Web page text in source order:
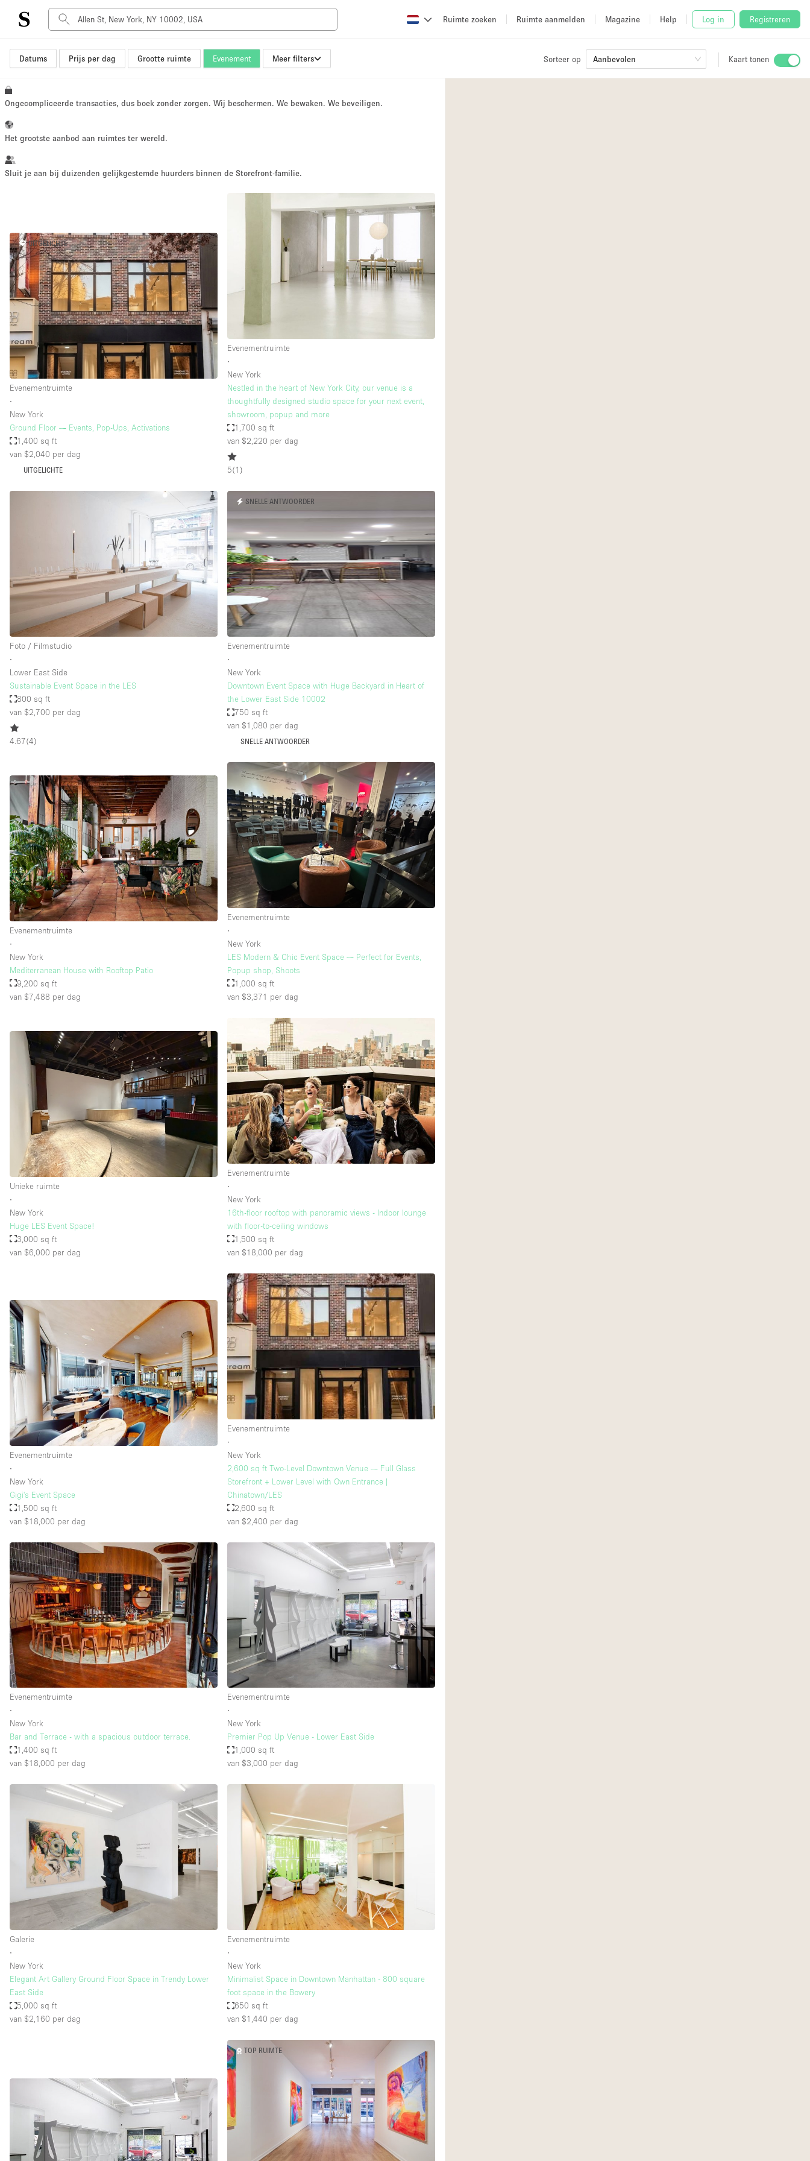
Ruimte zoeken Ruimte aanmelden Magazine Help Log in Registreren
Datums Prijs per dag Grootte ruimte Evenement Meer filters Sorteer op Aanbevolen Kaart tonen
Type ruimte Advertentieruimte
Boot
Markt / Festival
Overige
Salon
Vergaderruimte
Kenmerken ruimte
Badkamer
Grote entree
Industrieel
Kantoorbenodigdheden
Kledingrek
Lift
Meubilair
Verwarming
Water Access
Verdieping/Toegang: Souterrain
Begane grond straatkant
Terras
Overig
Ongecompliceerde transacties, dus boek zonder zorgen. Wij beschermen. We bewaken. We beveiligen.
Het grootste aanbod aan ruimtes ter wereld.
Sluit je aan bij duizenden gelijkgestemde huurders binnen de Storefront-familie.
UITGELICHTE
Evenementruimte
∙
New York
Ground Floor — Events, Pop-Ups, Activations
1,400 sq ft
van $2,040 per dag
UITGELICHTE
Evenementruimte
∙
New York
Nestled in the heart of New York City, our venue is a
thoughtfully designed studio space for your next event,
showroom, popup and more
1,700 sq ft
van $2,220 per dag
5(1 )
Foto / Filmstudio
∙
Lower East Side
Sustainable Event Space in the LES
800 sq ft
van $2,700 per dag
4.67(4)
SNELLE ANTWOORDER
Evenementruimte
∙
New York
Downtown Event Space with Huge Backyard in Heart of
the Lower East Side 10002
750 sq ft
van $1,080 per dag
SNELLE ANTWOORDER
Evenementruimte
∙
New York
Mediterranean House with Rooftop Patio
9,200 sq ft
van $7,488 per dag
Evenementruimte
∙
New York
LES Modern & Chic Event Space — Perfect for Events,
Popup shop, Shoots
1,000 sq ft
van $3,371 per dag
Unieke ruimte
∙
New York
Huge LES Event Space!
3,000 sq ft
van $6,000 per dag
Evenementruimte
∙
New York
16th-floor rooftop with panoramic views - Indoor lounge
with floor-to-ceiling windows
1,500 sq ft
van $18,000 per dag
Evenementruimte
∙
New York
Gigi's Event Space
1,500 sq ft
van $18,000 per dag
Evenementruimte
∙
New York
2,600 sq ft Two-Level Downtown Venue — Full Glass
Storefront + Lower Level with Own Entrance |
Chinatown/LES
2,600 sq ft
van $2,400 per dag
Evenementruimte
∙
New York
Bar and Terrace - with a spacious outdoor terrace.
1,400 sq ft
van $18,000 per dag
Evenementruimte
∙
New York
Premier Pop Up Venue - Lower East Side
1,000 sq ft
van $3,000 per dag
Galerie
∙
New York
Elegant Art Gallery Ground Floor Space in Trendy Lower
East Side
5,000 sq ft
van $2,160 per dag
Evenementruimte
∙
New York
Minimalist Space in Downtown Manhattan - 800 square
foot space in the Bowery
650 sq ft
van $1,440 per dag
TOP RUIMTE